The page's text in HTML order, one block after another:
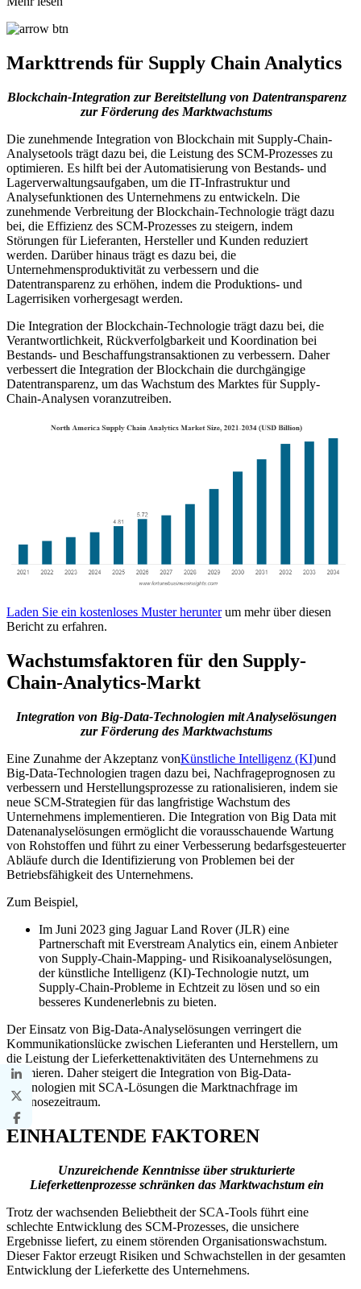
Markttrends für Supply Chain Analytics
Blockchain-Integration zur Bereitstellung von Datentransparenz
zur Förderung des Marktwachstums
Die zunehmende Integration von Blockchain mit Supply-Chain-
Analysetools trägt dazu bei, die Leistung des SCM-Prozesses zu
optimieren. Es hilft bei der Automatisierung von Bestands- und
Lagerverwaltungsaufgaben, um die IT-Infrastruktur und
Analysefunktionen des Unternehmens zu entwickeln. Die
zunehmende Verbreitung der Blockchain-Technologie trägt dazu
bei, die Effizienz des SCM-Prozesses zu steigern, indem
Störungen für Lieferanten, Hersteller und Kunden reduziert
werden. Darüber hinaus trägt es dazu bei, die
Unternehmensproduktivität zu verbessern und die
Datentransparenz zu erhöhen, indem die Produktions- und
Lagerrisiken vorhergesagt werden.
Die Integration der Blockchain-Technologie trägt dazu bei, die
Verantwortlichkeit, Rückverfolgbarkeit und Koordination bei
Bestands- und Beschaffungstransaktionen zu verbessern. Daher
verbessert die Integration der Blockchain die durchgängige
Datentransparenz, um das Wachstum des Marktes für Supply-
Chain-Analysen voranzutreiben.
Laden Sie ein kostenloses Muster herunterum mehr über diesen
Bericht zu erfahren.
Wachstumsfaktoren für den Supply-
Chain-Analytics-Markt
Integration von Big-Data-Technologien mit Analyselösungen
zur Förderung des Marktwachstums
Eine Zunahme der Akzeptanz vonKünstliche Intelligenz (KI)und
Big-Data-Technologien tragen dazu bei, Nachfrageprognosen zu
verbessern und Herstellungsprozesse zu rationalisieren, indem sie
neue SCM-Strategien für das langfristige Wachstum des
Unternehmens implementieren. Die Integration von Big Data mit
Datenanalyselösungen ermöglicht die vorausschauende Wartung
von Rohstoffen und führt zu einer Verbesserung bedarfsgesteuerter
Abläufe durch die Identifizierung von Problemen bei der
Betriebsfähigkeit des Unternehmens.
Zum Beispiel,
Im Juni 2023 ging Jaguar Land Rover (JLR) eine
Partnerschaft mit Everstream Analytics ein, einem Anbieter
von Supply-Chain-Mapping- und Risikoanalyselösungen,
der künstliche Intelligenz (KI)-Technologie nutzt, um
Supply-Chain-Probleme in Echtzeit zu lösen und so ein
besseres Kundenerlebnis zu bieten.
Der Einsatz von Big-Data-Analyselösungen verringert die
Kommunikationslücke zwischen Lieferanten und Herstellern, um
die Leistung der Lieferkettenaktivitäten des Unternehmens zu
optimieren. Daher steigert die Integration von Big-Data-
Technologien mit SCA-Lösungen die Marktnachfrage im
Prognosezeitraum.
EINHALTENDE FAKTOREN
Unzureichende Kenntnisse über strukturierte
Lieferkettenprozesse schränken das Marktwachstum ein
Trotz der wachsenden Beliebtheit der SCA-Tools führt eine
schlechte Entwicklung des SCM-Prozesses, die unsichere
Ergebnisse liefert, zu einem störenden Organisationswachstum.
Dieser Faktor erzeugt Risiken und Schwachstellen in der gesamten
Entwicklung der Lieferkette des Unternehmens.